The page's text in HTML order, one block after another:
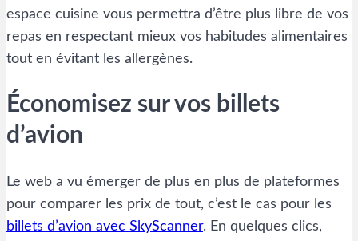
espace cuisine vous permettra d’être plus libre de vos
repas en respectant mieux vos habitudes alimentaires
tout en évitant les allergènes.
Économisez sur vos billets
d’avion
Le web a vu émerger de plus en plus de plateformes
pour comparer les prix de tout, c’est le cas pour les
billets d’avion avec SkyScanner. En quelques clics,